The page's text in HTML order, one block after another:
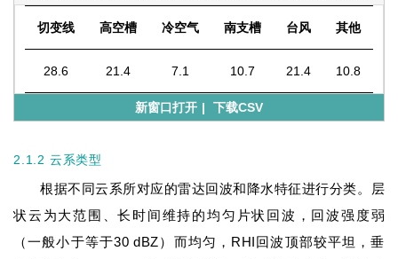
切变线 高空槽 冷空气 南支槽 台风 其他
28.6 21.4 7.1 10.7 21.4 10.8
新窗口打开 | 下载CSV
2.1.2 云系类型
根据不同云系所对应的雷达回波和降水特征进行分类。层
状云为大范围、长时间维持的均匀片状回波，回波强度弱
（一般小于等于30 dBZ）而均匀，RHI回波顶部较平坦，垂